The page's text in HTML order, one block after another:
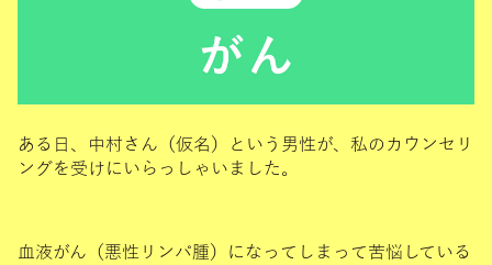
ある日、中村さん（仮名）という男性が、私のカウンセリ
ングを受けにいらっしゃいました。
血液がん（悪性リンパ腫）になってしまって苦悩している